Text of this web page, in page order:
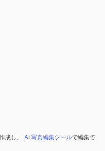
成し、 AI 写真編集ツールで編集で